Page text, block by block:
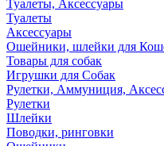
Туалеты, Аксессуары
Туалеты
Аксессуары
Ошейники, шлейки для
Товары для собак
Игрушки для Собак
Рулетки, Аммуниция,
Рулетки
Шлейки
Поводки, ринговки